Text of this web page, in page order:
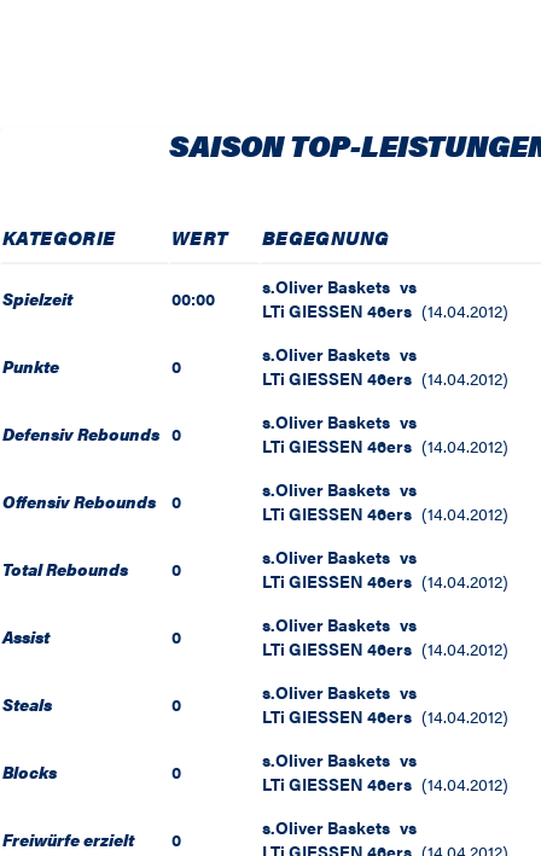
SAISON TOP-
KATEGORIE WERT BEGEGNUNG
Spielzeit 00:00 s.Oliver Baskets vs
LTi GIESSEN 46ers (14.04.2012)
Punkte 0 s.Oliver Baskets vs
LTi GIESSEN 46ers (14.04.2012)
Defensiv Rebounds 0 s.Oliver Baskets vs
LTi GIESSEN 46ers (14.04.2012)
Offensiv Rebounds 0 s.Oliver Baskets vs
LTi GIESSEN 46ers (14.04.2012)
Total Rebounds 0 s.Oliver Baskets vs
LTi GIESSEN 46ers (14.04.2012)
Assist 0 s.Oliver Baskets vs
LTi GIESSEN 46ers (14.04.2012)
Steals 0 s.Oliver Baskets vs
LTi GIESSEN 46ers (14.04.2012)
Blocks 0 s.Oliver Baskets vs
LTi GIESSEN 46ers (14.04.2012)
Freiwürfe erzielt 0 s.Oliver Baskets vs